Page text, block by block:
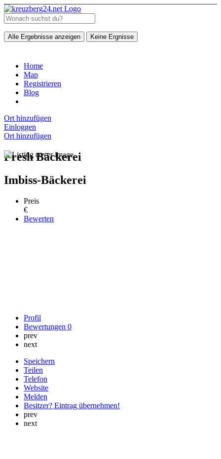
Alle Ergebnisse anzeigen Keine Ergnisse
Home
Map
Registrieren
Blog
Ort hinzufügen
Einloggen
Ort hinzufügen
Fresh Bäckerei
Imbiss-Bäckerei
Preis
€
Bewerten
Profil
Bewertungen 0
prev
next
Speichern
Teilen
Telefon
Website
Melden
Besitzer? Eintrag übernehmen!
prev
next